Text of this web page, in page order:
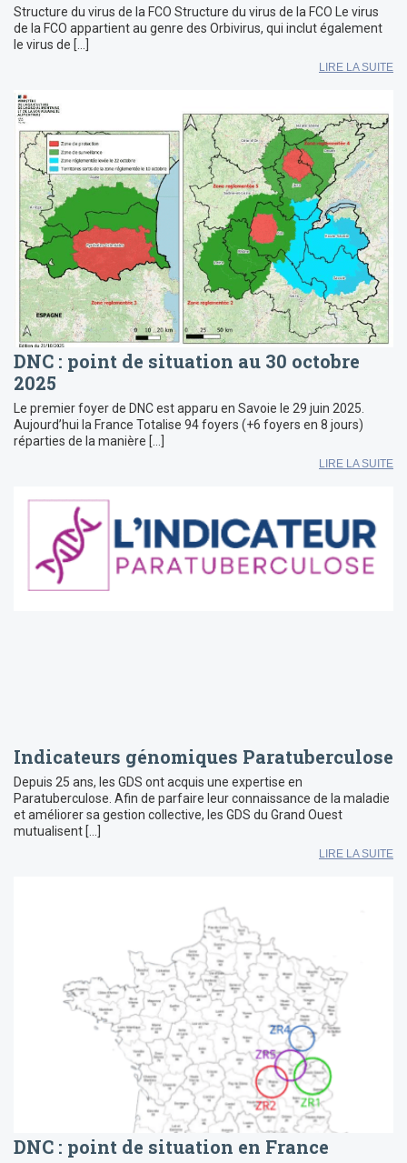
Structure du virus de la FCO Structure du virus de la FCO Le virus
de la FCO appartient au genre des Orbivirus, qui inclut également
le virus de […]
LIRE LA SUITE
DNC : point de situation au 30 octobre
2025
Le premier foyer de DNC est apparu en Savoie le 29 juin 2025.
Aujourd’hui la France Totalise 94 foyers (+6 foyers en 8 jours)
réparties de la manière […]
LIRE LA SUITE
Indicateurs génomiques Paratuberculose
Depuis 25 ans, les GDS ont acquis une expertise en
Paratuberculose. Afin de parfaire leur connaissance de la maladie
et améliorer sa gestion collective, les GDS du Grand Ouest
mutualisent […]
LIRE LA SUITE
DNC : point de situation en France